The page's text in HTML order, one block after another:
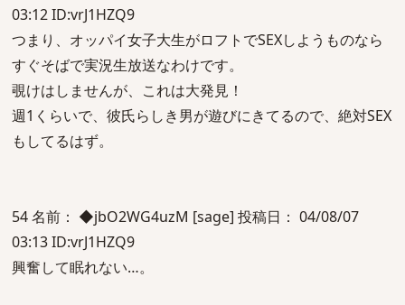
03:12 ID:vrJ1HZQ9
つまり、オッパイ女子大生がロフトでSEXしようものなら
すぐそばで実況生放送なわけです。
覗けはしませんが、これは大発見！
週1くらいで、彼氏らしき男が遊びにきてるので、絶対SEX
もしてるはず。
54 名前： ◆jbO2WG4uzM [sage] 投稿日： 04/08/07
03:13 ID:vrJ1HZQ9
興奮して眠れない…。